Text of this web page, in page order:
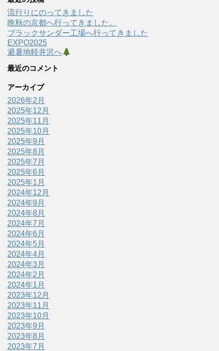
流行りにのってきました
晩秋の京都へ行ってきました。
ブラックサンダー工場へ行ってきました
EXPO2025
避暑地軽井沢へ
最近のコメント
アーカイブ
2026年2月
2025年12月
2025年11月
2025年10月
2025年9月
2025年8月
2025年7月
2025年6月
2025年1月
2024年12月
2024年9月
2024年8月
2024年7月
2024年6月
2024年5月
2024年4月
2024年3月
2024年2月
2024年1月
2023年12月
2023年11月
2023年10月
2023年9月
2023年8月
2023年7月